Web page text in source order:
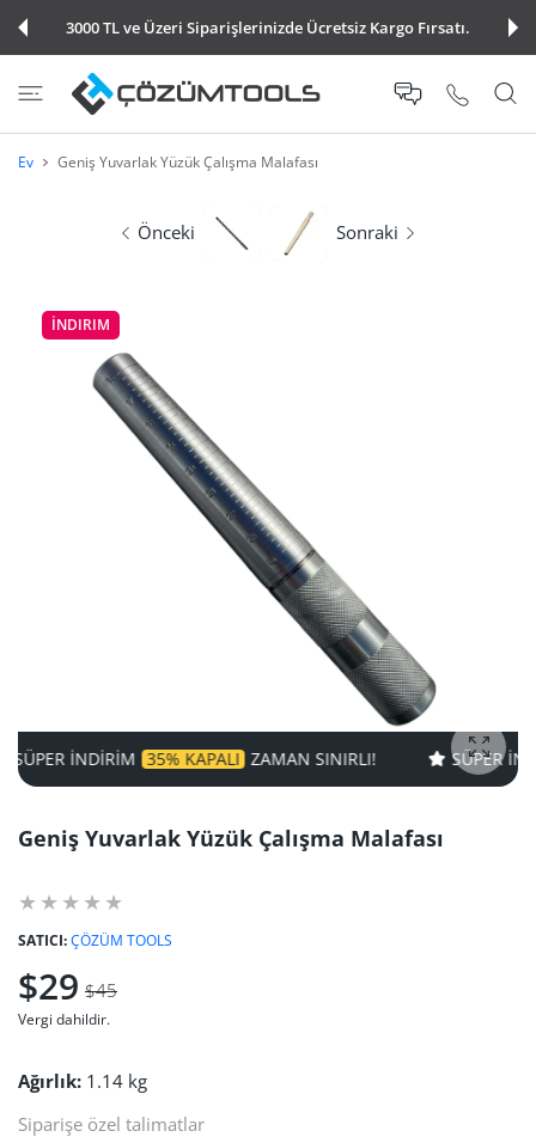
ATLA 3000 TL ve Üzeri Siparişlerinizde Ücretsiz Kargo Fırsatı.
Ev Geniş Yuvarlak Yüzük Çalışma Malafası
Önceki Sonraki
INDIRIM 35% KAPALI ZAMAN SINIRLI! SÜPER INDIRIM
İNDIRIM
Geniş Yuvarlak Yüzük Çalışma Malafası
SATICI:ÇÖZÜM TOOLS
$29 $45
Vergi dahildir.
Ağırlık: 1.14 kg